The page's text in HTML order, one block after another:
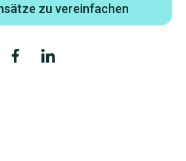
zu vereinfachen